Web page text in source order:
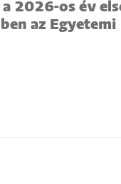
2026-os év
az Egyetemi